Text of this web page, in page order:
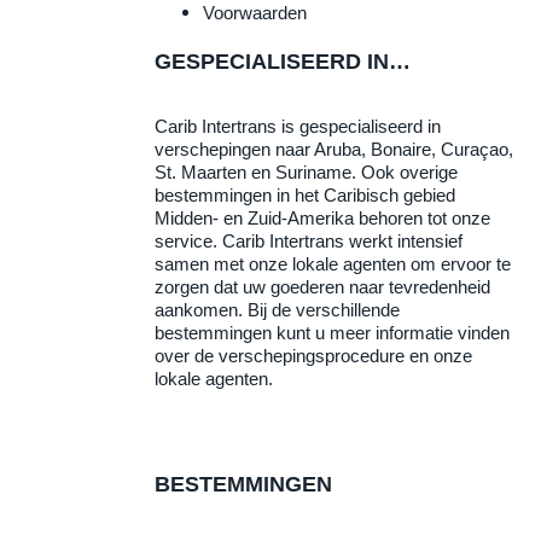
Voorwaarden
GESPECIALISEERD IN…
Carib Intertrans is gespecialiseerd in
verschepingen naar Aruba, Bonaire, Curaçao,
St. Maarten en Suriname. Ook overige
bestemmingen in het Caribisch gebied
Midden- en Zuid-Amerika behoren tot onze
service. Carib Intertrans werkt intensief
samen met onze lokale agenten om ervoor te
zorgen dat uw goederen naar tevredenheid
aankomen. Bij de verschillende
bestemmingen kunt u meer informatie vinden
over de verschepingsprocedure en onze
lokale agenten.
BESTEMMINGEN